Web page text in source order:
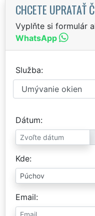
CHCETE UPRATAŤ
Vyplňte si formulár
WhatsApp
Služba
Dátum
Kde
Email